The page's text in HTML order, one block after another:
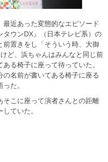
近あった変態的なエピソード
タウンDX』（日本テレビ系）の
置きをし「そういう時、大御
ど、浜ちゃんはみんなと同じ前
る椅子に座って待っていた。
名前が書いてある椅子に座る
た。
そこに座って演者さんとの距離
ていた。